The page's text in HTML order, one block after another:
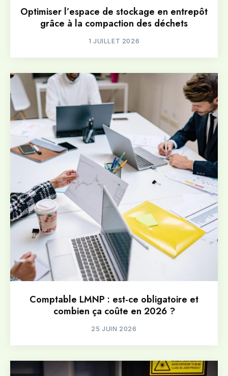
Optimiser l’espace de stockage en entrepôt
grâce à la compaction des déchets
1 JUILLET 2026
Comptable LMNP : est-ce obligatoire et
combien ça coûte en 2026 ?
25 JUIN 2026